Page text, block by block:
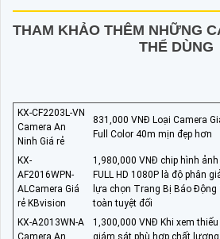
THAM KHẢO THÊM NHỮNG
THỂ DÙNG
KX-CF2203L-VN
Camera An
Ninh Giá rẻ
831,000 VNĐ Loại Camera
Full Color 40m mịn đẹp hơn
KX-
AF2016WPN-
ALCamera Giá
rẻ KBvision
1,980,000 VNĐ chip hình
FULL HD 1080P là độ phân
lựa chọn Trang Bị Báo Động
toàn tuyệt đối
KX-A2013WN-A
Camera An
1,300,000 VNĐ Khi xem
giám sát phù hơp chất lượng